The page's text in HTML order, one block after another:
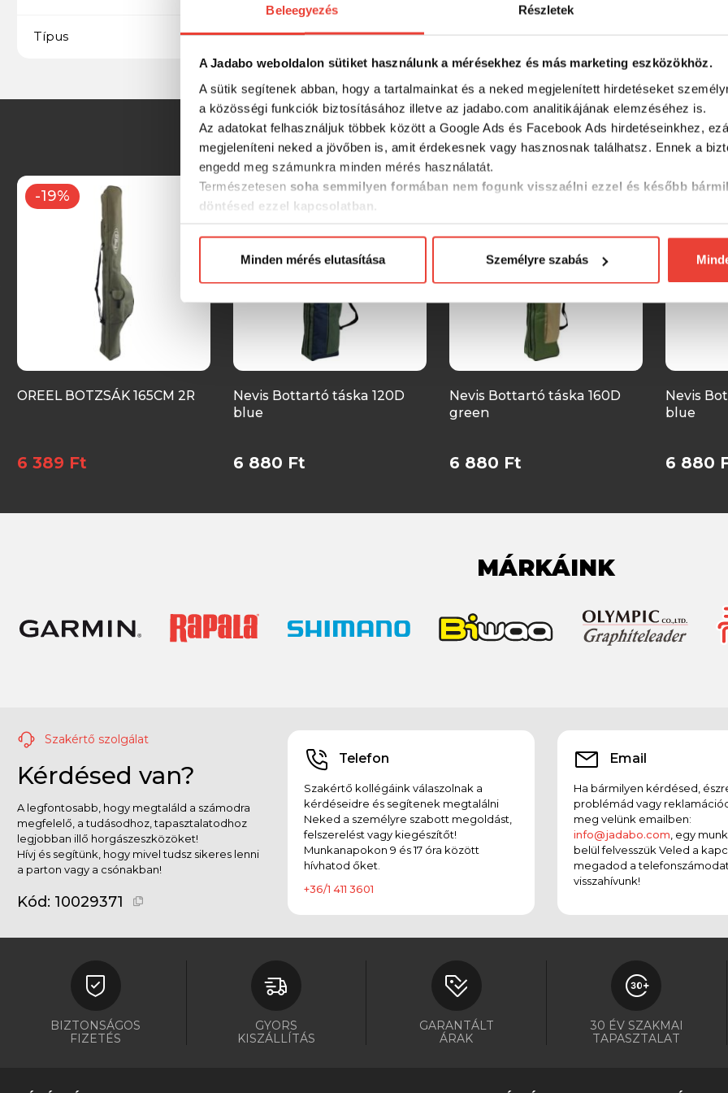
Beleegyezés Részletek
A Jadabo weboldalon sütiket használunk a mérésekhez és más marketing eszközökhöz.
A sütik segítenek abban, hogy a tartalmainkat és a neked megjelenített hirdetéseket
a közösségi funkciók biztosításához illetve az jadabo.com analitikájának elemzéséhez is.
Az adatokat felhasználjuk többek között a Google Ads és Facebook Ads hirdetéseinkhez,
megjeleníteni neked a jövőben is, amit érdekesnek vagy hasznosnak találhatsz. Ennek a
engedd meg számunkra minden mérés használatát.
Természetesen soha semmilyen formában nem fogunk visszaélni ezzel és később
döntésed ezzel kapcsolatban.
Előre is köszönjük!
Minden mérés elutasítása Személyre szabás
Típus OREEL
SZINTÉN KIVÁLÓAK
-19%
OREEL BOTZSÁK 165CM 2R
6 389 Ft
Nevis Bottartó táska 120D
blue
6 880 Ft
Nevis Bottartó táska 160D
green
6 880 Ft
Nevis
blue
6 880
MÁRKÁINK
Szakértő szolgálat
Kérdésed van?
A legfontosabb, hogy megtaláld a számodra
megfelelő, a tudásodhoz, tapasztalatodhoz
legjobban illő horgászeszközöket!
Hívj és segítünk, hogy mivel tudsz sikeres lenni
a parton vagy a csónakban!
Kód: 10029371
Telefon
Szakértő kollégáink válaszolnak a
kérdéseidre és segítenek megtalálni
Neked a személyre szabott megoldást,
felszerelést vagy kiegészítőt!
Munkanapokon 9 és 17 óra között
hívhatod őket.
+36/1 411 3601
Email
Ha bármilyen kérdésed,
problémád vagy
meg velünk emailben:
info@jadabo.com , egy
belül felvesszük Veled a
megadod a
visszahívunk!
BIZTONSÁGOS
FIZETÉS
GYORS
KISZÁLLÍTÁS
GARANTÁLT
ÁRAK
30 ÉV SZAKMAI
TAPASZTALAT